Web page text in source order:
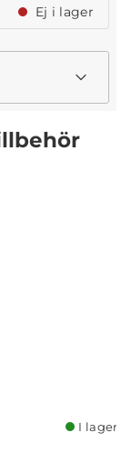
Ej i lager
I lager